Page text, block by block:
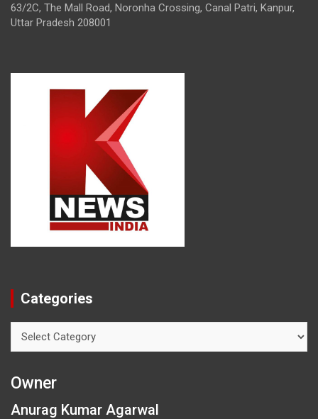
63/2C, The Mall Road, Noronha Crossing, Canal Patri, Kanpur,
Uttar Pradesh 208001
Categories
Owner
Anurag Kumar Agarwal